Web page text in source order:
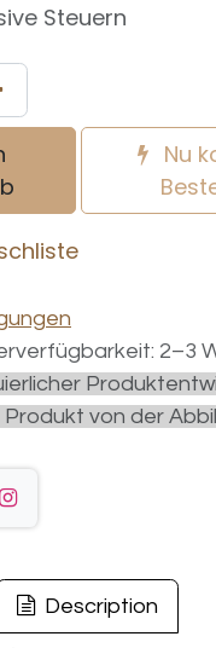
Steuern
Nu
2–3
von der
Description